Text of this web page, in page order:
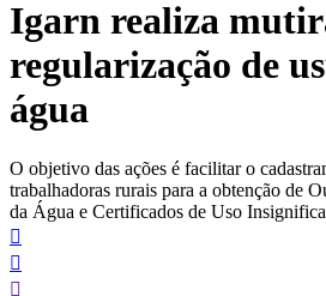
conteúdo
Igarn realiza
regularização de
água
O objetivo das ações é facilitar o
trabalhadoras rurais para a obtenção de
da Água e Certificados de Uso